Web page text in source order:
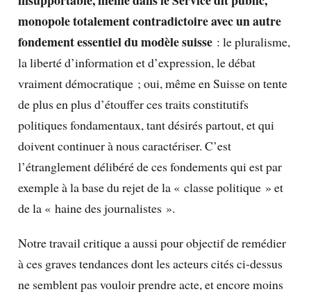
monopole totalement contradictoire avec un autre
fondement essentiel du modèle suisse: le pluralisme,
la liberté d’information et d’expression, le débat
vraiment démocratique ; oui, même en Suisse on tente
de plus en plus d’étouffer ces traits constitutifs
politiques fondamentaux, tant désirés partout, et qui
doivent continuer à nous caractériser. C’est
l’étranglement délibéré de ces fondements qui est par
exemple à la base du rejet de la « classe politique » et
de la « haine des journalistes ».
Notre travail critique a aussi pour objectif de remédier
à ces graves tendances dont les acteurs cités ci-dessus
ne semblent pas vouloir prendre acte, et encore moins